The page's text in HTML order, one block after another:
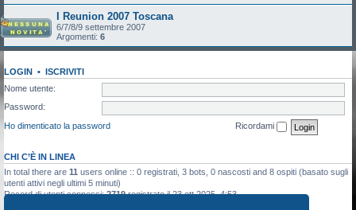
I Reunion 2007 Toscana
6/7/8/9 settembre 2007
Argomenti: 6
LOGIN • ISCRIVITI
Nome utente:
Password:
Ho dimenticato la password
Ricordami
CHI C’È IN LINEA
In total there are 11 users online :: 0 registrati, 3 bots, 0 nascosti and 8 ospiti (basato sugli
utenti attivi negli ultimi 5 minuti)
Record di utenti connessi:2719registrato il 23 ott 2025, 4:53